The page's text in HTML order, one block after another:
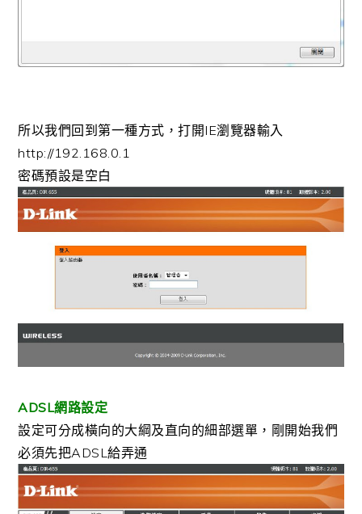
所以我們回到第一種方式，打開IE瀏覽器輸入
http://192.168.0.1
密碼預設是空白
ADSL網路設定
設定可分成橫向的大綱及直向的細部選單，剛開始我們
必須先把ADSL給弄通